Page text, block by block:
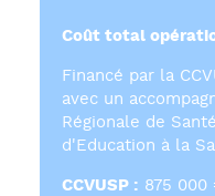
Coût total
Financé par la
avec un
Régionale de
d'Education à la
CCVUSP : 875 000